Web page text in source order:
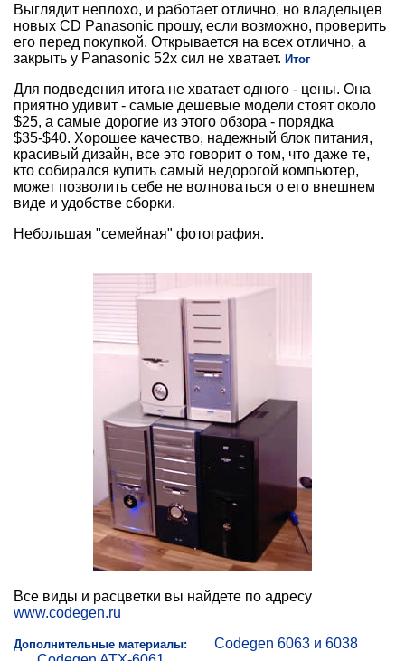
Выглядит неплохо, и работает отлично, но владельцев
новых CD Panasonic прошу, если возможно, проверить
его перед покупкой. Открывается на всех отлично, а
закрыть у Panasonic 52x сил не хватает. Итог
Для подведения итога не хватает одного - цены. Она
приятно удивит - самые дешевые модели стоят около
$25, а самые дорогие из этого обзора - порядка
$35-$40. Хорошее качество, надежный блок питания,
красивый дизайн, все это говорит о том, что даже те,
кто собирался купить самый недорогой компьютер,
может позволить себе не волноваться о его внешнем
виде и удобстве сборки.
Небольшая "семейная" фотография.
Все виды и расцветки вы найдете по адресу
www.codegen.ru
Дополнительные материалы:
Codegen 6063 и 6038